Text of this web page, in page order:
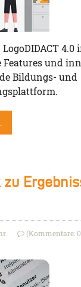
4.0
Features und
Bildungs- und
zu
(Kommentare: